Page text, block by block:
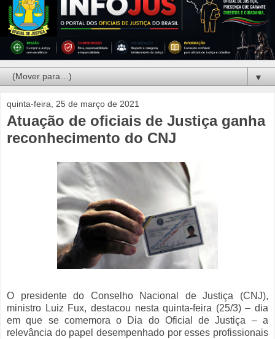
▼
quinta-feira, 25 de março de 2021
Atuação de oficiais de Justiça ganha
reconhecimento do CNJ
O presidente do Conselho Nacional de Justiça (CNJ),
ministro Luiz Fux, destacou nesta quinta-feira (25/3) – dia
em que se comemora o Dia do Oficial de Justiça – a
relevância do papel desempenhado por esses profissionais